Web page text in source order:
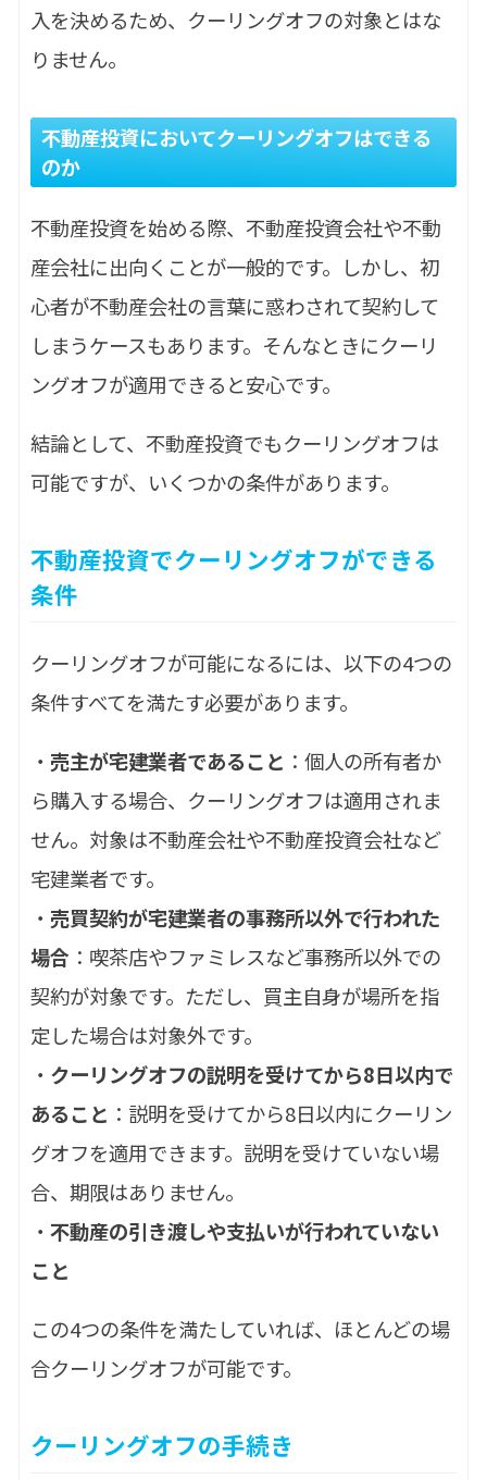
入を決めるため、クーリングオフの対象とはな
りません。
不動産投資においてクーリングオフはできる
のか
不動産投資を始める際、不動産投資会社や不動
産会社に出向くことが一般的です。しかし、初
心者が不動産会社の言葉に惑わされて契約して
しまうケースもあります。そんなときにクーリ
ングオフが適用できると安心です。
結論として、不動産投資でもクーリングオフは
可能ですが、いくつかの条件があります。
不動産投資でクーリングオフができる
条件
クーリングオフが可能になるには、以下の4つの
条件すべてを満たす必要があります。
・ 売主が宅建業者であること ：個人の所有者か
ら購入する場合、クーリングオフは適用されま
せん。対象は不動産会社や不動産投資会社など
宅建業者です。
・ 売買契約が宅建業者の事務所以外で行われた
場合 ：喫茶店やファミレスなど事務所以外での
契約が対象です。ただし、買主自身が場所を指
定した場合は対象外です。
・ クーリングオフの説明を受けてから8日以内で
あること ：説明を受けてから8日以内にクーリン
グオフを適用できます。説明を受けていない場
合、期限はありません。
・不動産の引き渡しや支払いが行われていない
こと
この4つの条件を満たしていれば、ほとんどの場
合クーリングオフが可能です。
クーリングオフの手続き